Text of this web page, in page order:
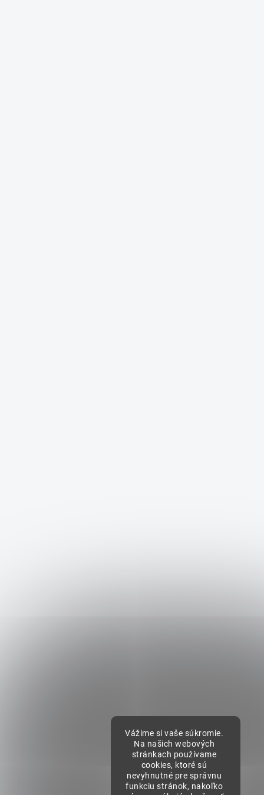
Vážime si vaše súkromie.
Na našich webových
stránkach používame
cookies, ktoré sú
nevyhnutné pre správnu
funkciu stránok, nakoľko